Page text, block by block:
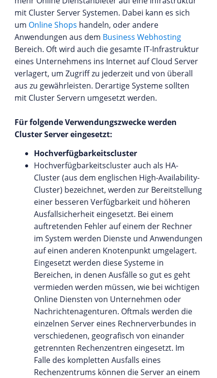
mit Cluster Server Systemen. Dabei kann es sich
um Online Shops handeln, oder andere
Anwendungen aus dem Business Webhosting
Bereich. Oft wird auch die gesamte IT-Infrastruktur
eines Unternehmens ins Internet auf Cloud Server
verlagert, um Zugriff zu jederzeit und von überall
aus zu gewährleisten. Derartige Systeme sollten
mit Cluster Servern umgesetzt werden.
Für folgende Verwendungszwecke werden
Cluster Server eingesetzt:
Hochverfügbarkeitscluster
Hochverfügbarkeitscluster auch als HA-
Cluster (aus dem englischen High-Availability-
Cluster) bezeichnet, werden zur Bereitstellung
einer besseren Verfügbarkeit und höheren
Ausfallsicherheit eingesetzt. Bei einem
auftretenden Fehler auf einem der Rechner
im System werden Dienste und Anwendungen
auf einen anderen Knotenpunkt umgelagert.
Eingesetzt werden diese Systeme in
Bereichen, in denen Ausfälle so gut es geht
vermieden werden müssen, wie bei wichtigen
Online Diensten von Unternehmen oder
Nachrichtenagenturen. Oftmals werden die
einzelnen Server eines Rechnerverbundes in
verschiedenen, geografisch von einander
getrennten Rechenzentren eingesetzt. Im
Falle des kompletten Ausfalls eines
Rechenzentrums können die Server an einem